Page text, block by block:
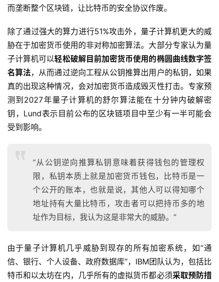
而垄断整个区块链，让比特币的安全协议作废。
除了通过强大的算力进行51%攻击外，量子计算机更大的威
胁在于加密货币使用的非对称加密算法。大部分专家认为量
子计算机可以轻松破解目前加密货币使用的椭圆曲线数字签
名算法，从而通过逆向工程从公钥推算出用户的私钥，如果
真的出现这种情况，会对加密货币造成毁灭性打击。专家预
测到2027年量子计算机的舒尔算法能在十分钟内破解密
钥，Lund表示目前公布的区块链项目中至少有一半可能会
受到影响。
“从公钥逆向推算私钥意味着获得钱包的管理权
限，私钥本质上就是加密货币钱包，比特币是一
个公开的账本，也就是说，其他人可以得知哪个
地址持有大量比特币，攻击者可以把持币多的地
址作为目标，我认为这是非常大的威胁。”
由于量子计算机几乎威胁到现存的所有加密系统，如“通
信、银行、个人设备、政府数据库”，IBM团队认为，包括比
特币和以太坊在内，几乎所有的虚拟货币都必须采取预防措